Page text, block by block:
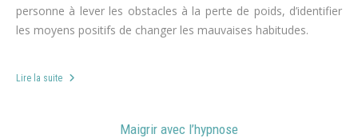
personne à lever les obstacles à la perte de poids, d’identifier
les moyens positifs de changer les mauvaises habitudes.
Lire la suite
Maigrir avec l’hypnose